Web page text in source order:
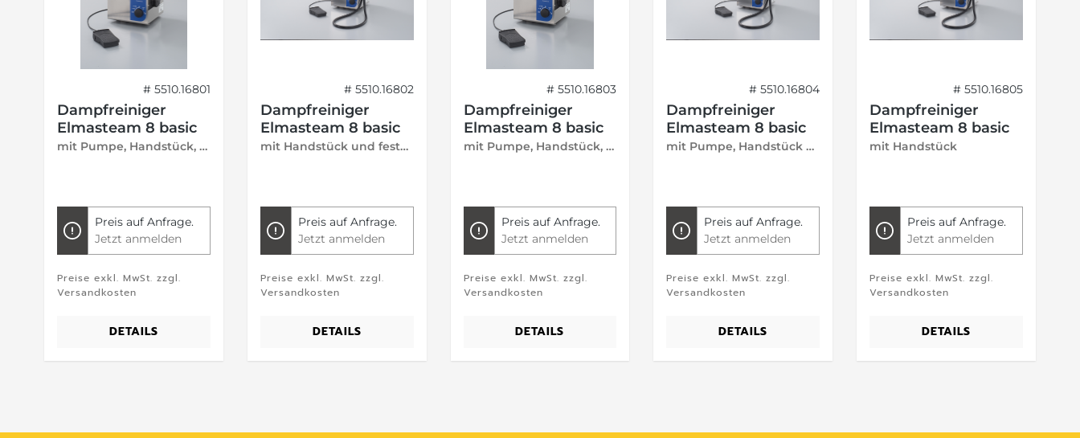
# 5510.16801
Dampfreiniger
Elmasteam 8 basic
mit Pumpe, Handstück, fester Düse und Druckluftanschluss
Preis auf Anfrage.
Jetzt anmelden
Preise exkl. MwSt. zzgl.
Versandkosten
DETAILS
# 5510.16802
Dampfreiniger
Elmasteam 8 basic
mit Handstück und fester Düse
Preis auf Anfrage.
Jetzt anmelden
Preise exkl. MwSt. zzgl.
Versandkosten
DETAILS
# 5510.16803
Dampfreiniger
Elmasteam 8 basic
mit Pumpe, Handstück, Druckluftanschluss und Nassdampf
Preis auf Anfrage.
Jetzt anmelden
Preise exkl. MwSt. zzgl.
Versandkosten
DETAILS
# 5510.16804
Dampfreiniger
Elmasteam 8 basic
mit Pumpe, Handstück und Druckluftanschluss
Preis auf Anfrage.
Jetzt anmelden
Preise exkl. MwSt. zzgl.
Versandkosten
DETAILS
# 5510.16805
Dampfreiniger
Elmasteam 8 basic
mit Handstück
Preis auf Anfrage.
Jetzt anmelden
Preise exkl. MwSt. zzgl.
Versandkosten
DETAILS